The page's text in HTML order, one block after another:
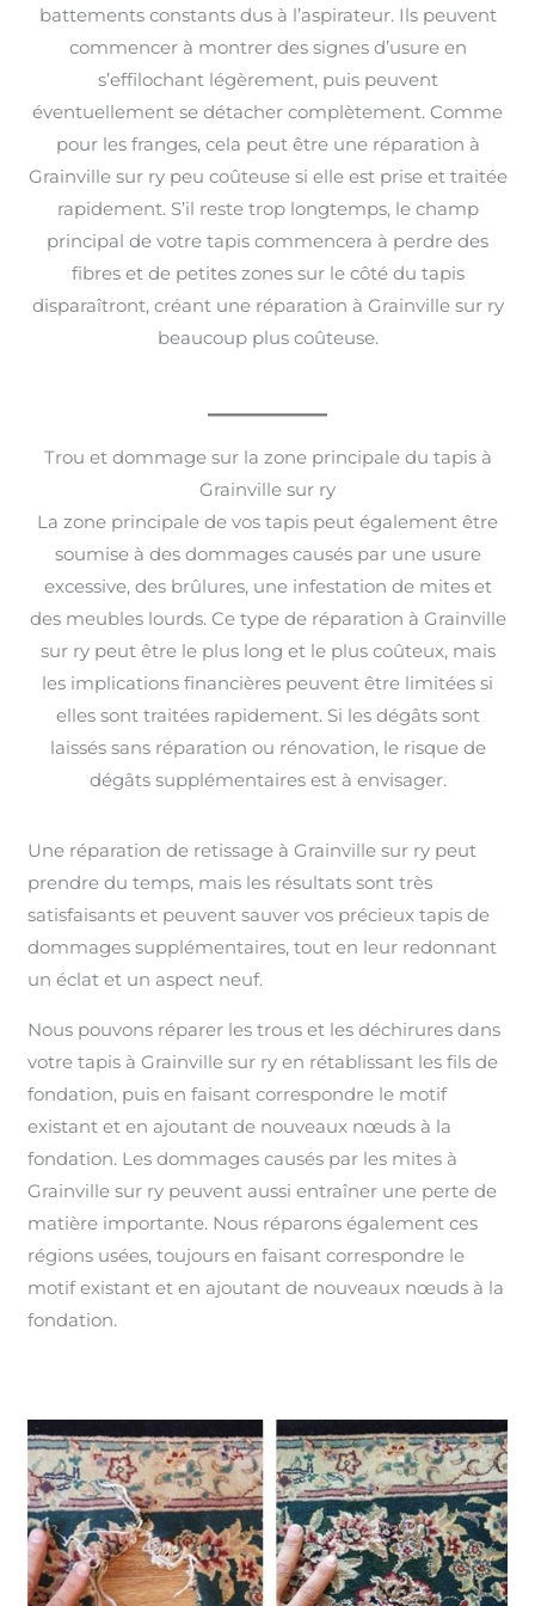
battements constants dus à l’aspirateur. Ils peuvent
commencer à montrer des signes d’usure en
s’effilochant légèrement, puis peuvent
éventuellement se détacher complètement. Comme
pour les franges, cela peut être une réparation à
Grainville sur ry peu coûteuse si elle est prise et traitée
rapidement. S’il reste trop longtemps, le champ
principal de votre tapis commencera à perdre des
fibres et de petites zones sur le côté du tapis
disparaîtront, créant une réparation à Grainville sur ry
beaucoup plus coûteuse.
Trou et dommage sur la zone principale du tapis à
Grainville sur ry
La zone principale de vos tapis peut également être
soumise à des dommages causés par une usure
excessive, des brûlures, une infestation de mites et
des meubles lourds. Ce type de réparation à Grainville
sur ry peut être le plus long et le plus coûteux, mais
les implications financières peuvent être limitées si
elles sont traitées rapidement. Si les dégâts sont
laissés sans réparation ou rénovation, le risque de
dégâts supplémentaires est à envisager.
Une réparation de retissage à Grainville sur ry peut
prendre du temps, mais les résultats sont très
satisfaisants et peuvent sauver vos précieux tapis de
dommages supplémentaires, tout en leur redonnant
un éclat et un aspect neuf.
Nous pouvons réparer les trous et les déchirures dans
votre tapis à Grainville sur ry en rétablissant les fils de
fondation, puis en faisant correspondre le motif
existant et en ajoutant de nouveaux nœuds à la
fondation. Les dommages causés par les mites à
Grainville sur ry peuvent aussi entraîner une perte de
matière importante. Nous réparons également ces
régions usées, toujours en faisant correspondre le
motif existant et en ajoutant de nouveaux nœuds à la
fondation.